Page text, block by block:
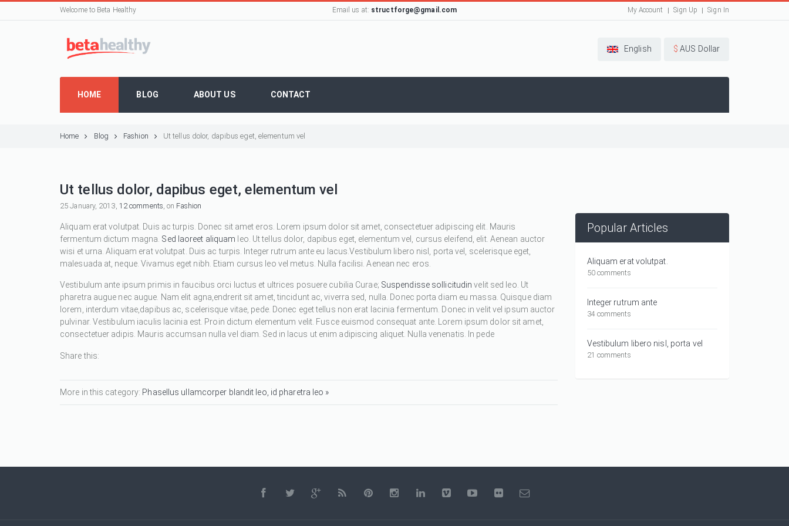
Welcome to Beta Healthy Email us at: structforge@gmail.com My Account Sign Up Sign In
English $ AUS Dollar
HOME BLOG ABOUT US CONTACT
Home Blog Fashion Ut tellus dolor, dapibus eget, elementum vel
Ut tellus dolor, dapibus eget, elementum vel
25 January, 2013, 12 comments, on Fashion
Aliquam erat volutpat. Duis ac turpis. Donec sit amet eros. Lorem ipsum dolor sit amet, consectetuer adipiscing elit. Mauris
fermentum dictum magna. Sed laoreet aliquam leo. Ut tellus dolor, dapibus eget, elementum vel, cursus eleifend, elit. Aenean auctor
wisi et urna. Aliquam erat volutpat. Duis ac turpis. Integer rutrum ante eu lacus.Vestibulum libero nisl, porta vel, scelerisque eget,
malesuada at, neque. Vivamus eget nibh. Etiam cursus leo vel metus. Nulla facilisi. Aenean nec eros.
Vestibulum ante ipsum primis in faucibus orci luctus et ultrices posuere cubilia Curae; Suspendisse sollicitudin velit sed leo. Ut
pharetra augue nec augue. Nam elit agna,endrerit sit amet, tincidunt ac, viverra sed, nulla. Donec porta diam eu massa. Quisque diam
lorem, interdum vitae,dapibus ac, scelerisque vitae, pede. Donec eget tellus non erat lacinia fermentum. Donec in velit vel ipsum auctor
pulvinar. Vestibulum iaculis lacinia est. Proin dictum elementum velit. Fusce euismod consequat ante. Lorem ipsum dolor sit amet,
consectetuer adipis. Mauris accumsan nulla vel diam. Sed in lacus ut enim adipiscing aliquet. Nulla venenatis. In pede
Share this:
More in this category: Phasellus ullamcorper blandit leo, id pharetra leo »
Popular Articles
Aliquam erat volutpat.
50 comments
Integer rutrum ante
34 comments
Vestibulum libero nisl, porta vel
21 comments